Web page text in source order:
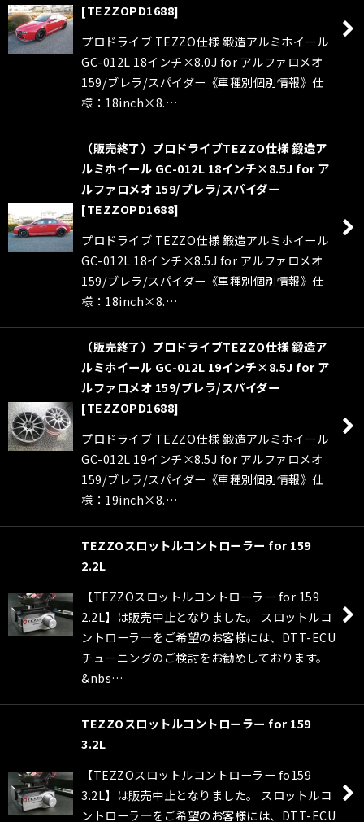
[TEZZOPD1688]
プロドライブ TEZZO仕様 鍛造アルミホイール
GC-012L 18インチ×8.0J for アルファロメオ
159/ブレラ/スパイダー《車種別個別情報》仕
様：18inch×8.…
（販売終了）プロドライブTEZZO仕様 鍛造ア
ルミホイール GC-012L 18インチ×8.5J for ア
ルファロメオ 159/ブレラ/スパイダー
[TEZZOPD1688]
プロドライブ TEZZO仕様 鍛造アルミホイール
GC-012L 18インチ×8.5J for アルファロメオ
159/ブレラ/スパイダー《車種別個別情報》仕
様：18inch×8.…
（販売終了）プロドライブTEZZO仕様 鍛造ア
ルミホイール GC-012L 19インチ×8.5J for ア
ルファロメオ 159/ブレラ/スパイダー
[TEZZOPD1688]
プロドライブ TEZZO仕様 鍛造アルミホイール
GC-012L 19インチ×8.5J for アルファロメオ
159/ブレラ/スパイダー《車種別個別情報》仕
様：19inch×8.…
TEZZOスロットルコントローラー for 159
2.2L
【TEZZOスロットルコントローラー for 159
2.2L】は販売中止となりました。 スロットルコ
ントローラ―をご希望のお客様には、DTT-ECU
チューニングのご検討をお勧めしております。
&nbs…
TEZZOスロットルコントローラー for 159
3.2L
【TEZZOスロットルコントローラー fo159
3.2L】は販売中止となりました。 スロットルコ
ントローラ―をご希望のお客様には、DTT-ECU